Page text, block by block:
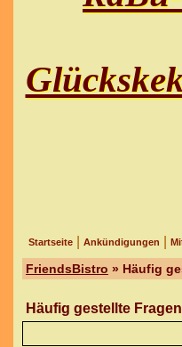
Startseite Ankündigungen
FriendsBistro » Häufig
Häufig gestellte Fragen